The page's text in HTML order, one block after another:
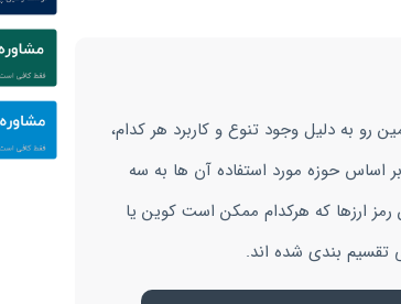
رو به دلیل وجود تنوع و کاربرد هر کدام،
حوزه مورد استفاده آن ها به سه
ارزها که هرکدام ممکن است کوین یا
تقسیم بندی شده اند.